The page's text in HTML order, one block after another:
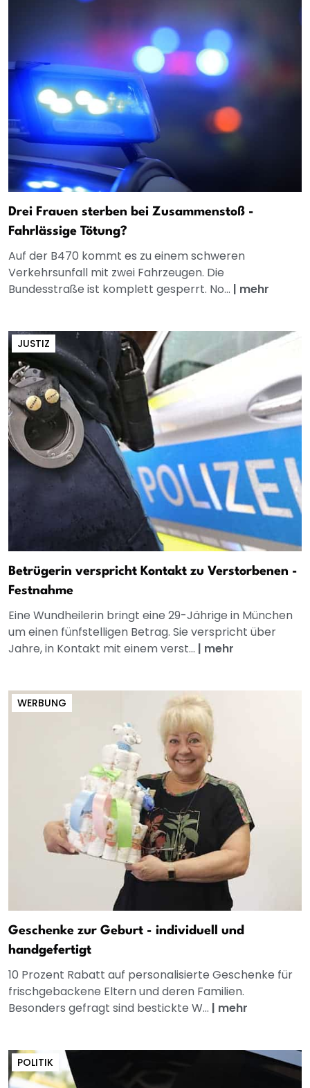
Drei Frauen sterben bei Zusammenstoß -
Fahrlässige Tötung?
Auf der B470 kommt es zu einem schweren
Verkehrsunfall mit zwei Fahrzeugen. Die
Bundesstraße ist komplett gesperrt. No... | mehr
JUSTIZ
Betrügerin verspricht Kontakt zu Verstorbenen -
Festnahme
Eine Wundheilerin bringt eine 29-Jährige in München
um einen fünfstelligen Betrag. Sie verspricht über
Jahre, in Kontakt mit einem verst... | mehr
WERBUNG
Geschenke zur Geburt - individuell und
handgefertigt
10 Prozent Rabatt auf personalisierte Geschenke für
frischgebackene Eltern und deren Familien.
Besonders gefragt sind bestickte W... | mehr
POLITIK